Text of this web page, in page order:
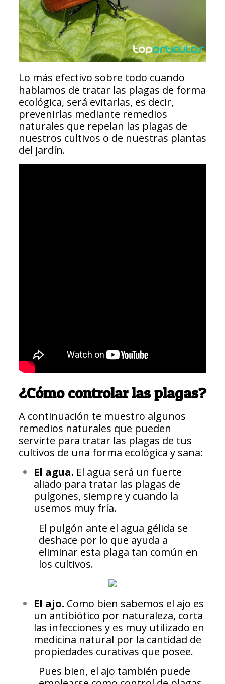
Lo más efectivo sobre todo cuando
hablamos de tratar las plagas de forma
ecológica, será evitarlas, es decir,
prevenirlas mediante remedios
naturales que repelan las plagas de
nuestros cultivos o de nuestras plantas
del jardín.
¿Cómo controlar las plagas?
A continuación te muestro algunos
remedios naturales que pueden
servirte para tratar las plagas de tus
cultivos de una forma ecológica y sana:
El agua. El agua será un fuerte
aliado para tratar las plagas de
pulgones, siempre y cuando la
usemos muy fría.
El pulgón ante el agua gélida se
deshace por lo que ayuda a
eliminar esta plaga tan común en
los cultivos.
El ajo. Como bien sabemos el ajo es
un antibiótico por naturaleza, corta
las infecciones y es muy utilizado en
medicina natural por la cantidad de
propiedades curativas que posee.
Pues bien, el ajo también puede